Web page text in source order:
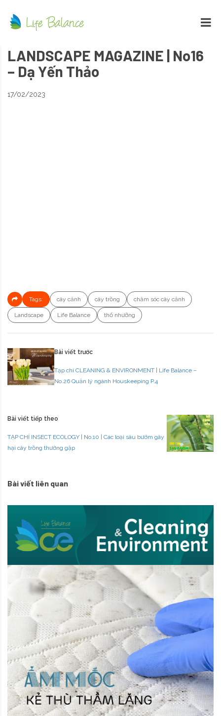
LANDSCAPE MAGAZINE | No16
– Dạ Yến Thảo
17/02/2023
Tags: cây cảnh cây trồng chăm sóc cây cảnh
Landscape Life Balance thổ nhưỡng
Bài viết trước
Tạp chí CLEANING & ENVIRONMENT | Life Balance –
No.26 Quản lý ngành Houskeeping P.4
Bài viết tiếp theo
TẠP CHÍ INSECT ECOLOGY | No.10 | Các loại sâu bướm gây
hại cây trồng thường gặp
Bài viết liên quan